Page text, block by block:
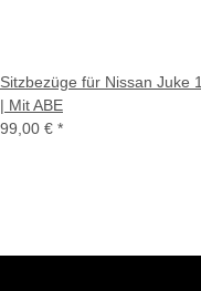
Sitzbezüge für Nissan Juke
| Mit ABE
99,00 € *